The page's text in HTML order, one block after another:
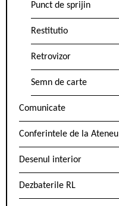
Punct de sprijin
Restitutio
Retrovizor
Semn de carte
Comunicate
Conferintele de la Ateneu
Desenul interior
Dezbaterile RL